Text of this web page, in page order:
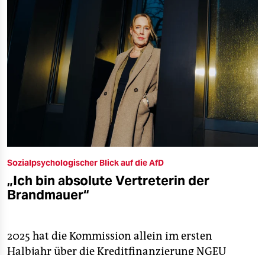
Sozialpsychologischer Blick auf die AfD
„Ich bin absolute Vertreterin der
Brandmauer“
2025 hat die Kommission allein im ersten
Halbjahr über die Kreditfinanzierung NGEU